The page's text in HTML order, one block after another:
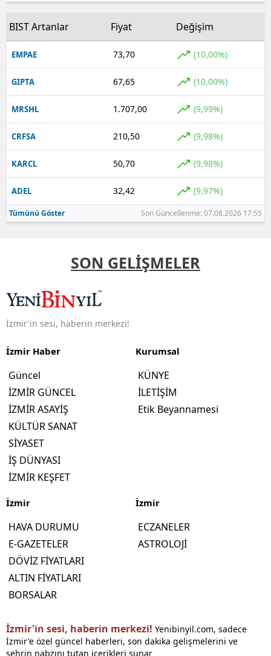
BIST Artanlar Fiyat Değişim
EMPAE 73,70 (10,00%)
GIPTA 67,65 (10,00%)
MRSHL 1.707,00 (9,99%)
CRFSA 210,50 (9,98%)
KARCL 50,70 (9,98%)
ADEL 32,42 (9,97%)
Tümünü Göster Son Güncellenme: 07.08.2026 17:55
SON GELİŞMELER
İzmir'in sesi, haberin merkezi!
İzmir Haber
Güncel
İZMİR GÜNCEL
İZMİR ASAYİŞ
KÜLTÜR SANAT
SİYASET
İŞ DÜNYASI
İZMİR KEŞFET
Kurumsal
KÜNYE
İLETİŞİM
Etik Beyannamesi
İzmir
HAVA DURUMU
E-GAZETELER
DÖVİZ FİYATLARI
ALTIN FİYATLARI
BORSALAR
İzmir
ECZANELER
ASTROLOJİ
İzmir'in sesi, haberin merkezi! Yenibinyil.com, sadece
İzmir'e özel güncel haberleri, son dakika gelişmelerini ve
şehrin nabzını tutan içerikleri sunar